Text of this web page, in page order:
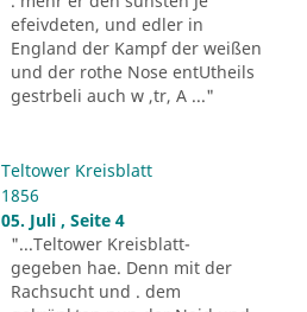
efeivdeten, und edler in
England der Kampf der weißen
und der rothe Nose entUtheils
gestrbeli auch w ,tr, A ..."
Teltower Kreisblatt
1856
05. Juli , Seite 4
"...Teltower Kreisblatt-
gegeben hae. Denn mit der
Rachsucht und . dem